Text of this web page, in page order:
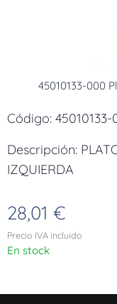
45010133-000
Código: 45010133-
Descripción:
IZQUIERDA
28,01 €
Precio IVA incluido
En stock